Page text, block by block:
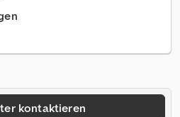
kontaktieren